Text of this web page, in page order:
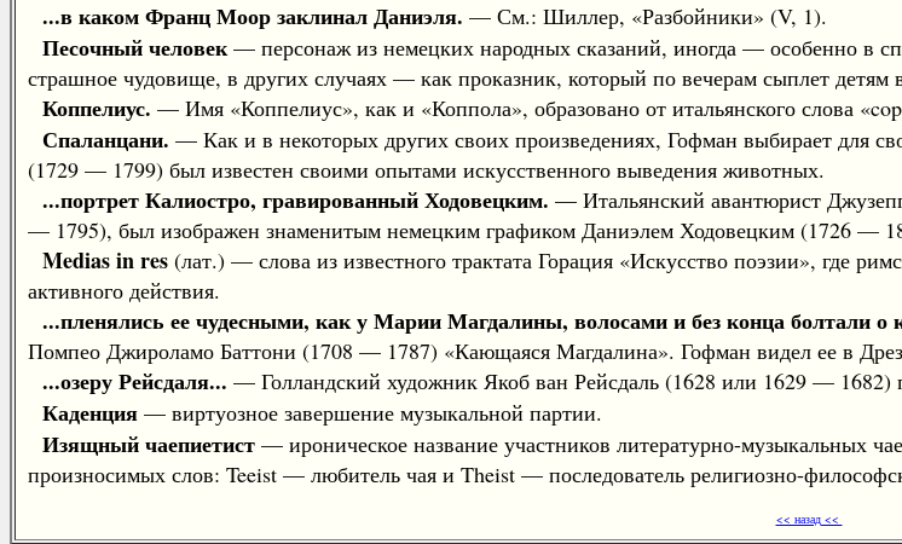
...в каком Франц Моор заклинал Даниэля. — См.: Шиллер, «Разбойники» (V, 1).
Песочный человек— персонаж из немецких народных сказаний, иногда — особенно в
страшное чудовище, в других случаях — как проказник, который по вечерам сыплет детям в
Коппелиус. — Имя «Коппелиус», как и «Коппола», образовано от итальянского слова
Спаланцани. — Как и в некоторых других своих произведениях, Гофман выбирает для
(1729 — 1799) был известен своими опытами искусственного выведения животных.
...портрет Калиостро, гравированный Ходовецким. — Итальянский авантюрист
— 1795), был изображен знаменитым немецким графиком Даниэлем Ходовецким (1726 —
Medias in res (лат.) — слова из известного трактата Горация «Искусство поэзии», где
активного действия.
...пленялись ее чудесными, как у Марии Магдалины, волосами и без конца болтали о
Помпео Джироламо Баттони (1708 — 1787) «Кающаяся Магдалина». Гофман видел ее в
...озеру Рейсдаля... — Голландский художник Якоб ван Рейсдаль (1628 или 1629 — 1682)
Каденция — виртуозное завершение музыкальной партии.
Изящный чаепиетист — ироническое название участников литературно-музыкальных
произносимых слов: Teeist — любитель чая и Theist — последователь религиозно-
<< назад <<